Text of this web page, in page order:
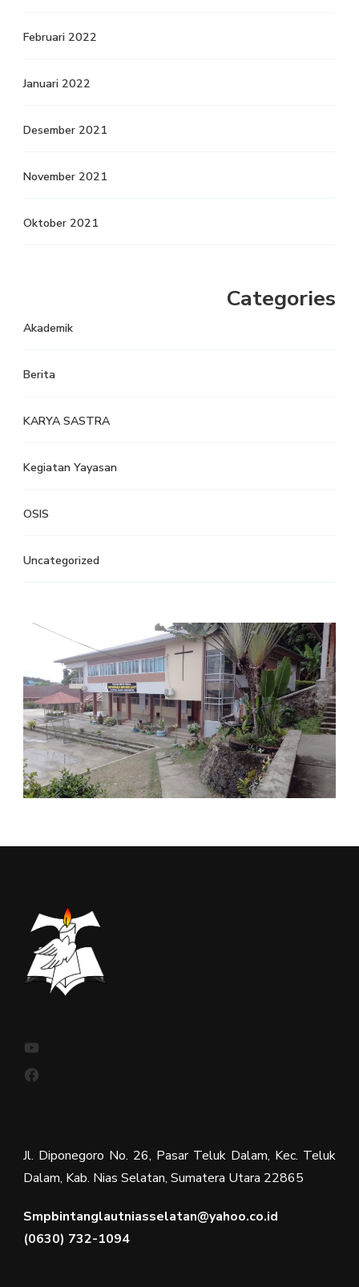
Februari 2022
Januari 2022
Desember 2021
November 2021
Oktober 2021
Categories
Akademik
Berita
KARYA SASTRA
Kegiatan Yayasan
OSIS
Uncategorized
Jl. Diponegoro No. 26, Pasar Teluk Dalam, Kec. Teluk
Dalam, Kab. Nias Selatan, Sumatera Utara 22865
Smpbintanglautniasselatan@yahoo.co.id
(0630) 732-1094